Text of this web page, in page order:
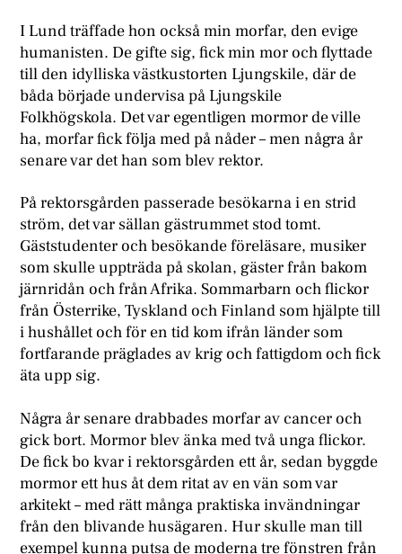
I Lund träffade hon också min morfar, den evige
humanisten. De gifte sig, fick min mor och flyttade
till den idylliska västkustorten Ljungskile, där de
båda började undervisa på Ljungskile
Folkhögskola. Det var egentligen mormor de ville
ha, morfar fick följa med på nåder – men några år
senare var det han som blev rektor.
På rektorsgården passerade besökarna i en strid
ström, det var sällan gästrummet stod tomt.
Gäststudenter och besökande föreläsare, musiker
som skulle uppträda på skolan, gäster från bakom
järnridån och från Afrika. Sommarbarn och flickor
från Österrike, Tyskland och Finland som hjälpte till
i hushållet och för en tid kom ifrån länder som
fortfarande präglades av krig och fattigdom och fick
äta upp sig.
Några år senare drabbades morfar av cancer och
gick bort. Mormor blev änka med två unga flickor.
De fick bo kvar i rektorsgården ett år, sedan byggde
mormor ett hus åt dem ritat av en vän som var
arkitekt – med rätt många praktiska invändningar
från den blivande husägaren. Hur skulle man till
exempel kunna putsa de moderna tre fönstren från